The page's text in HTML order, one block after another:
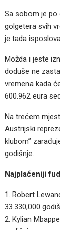
Sa sobom je po
golgetera svih
je tada
Možda i jeste
doduše ne
vremena kada
600.962 eura
Na trećem
Austrijski
klubom”
godišnje.
Najplaćeniji
1. Robert
33.330,000
2. Kylian